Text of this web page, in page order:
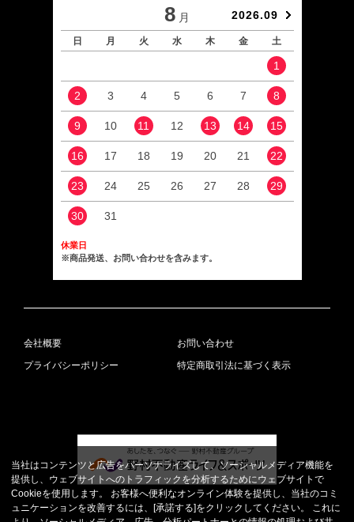
8 月 2026.09
日 月 火 水 木 金 土
1
2 3 4 5 6 7 8
9 10 11 12 13 14 15
16 17 18 19 20 21 22
23 24 25 26 27 28 29
30 31
休業日
※商品発送、お問い合わせを含みます。
会社概要
お問い合わせ
プライバシーポリシー
特定商取引法に基づく表示
当社はコンテンツと広告をパーソナライズして、ソーシャルメディア機能を
提供し、ウェブサイトへのトラフィックを分析するためにウェブサイトで
Cookieを使用します。 お客様へ便利なオンライン体験を提供し、当社のコミ
ュニケーションを改善するには、[承諾する]をクリックしてください。 これに